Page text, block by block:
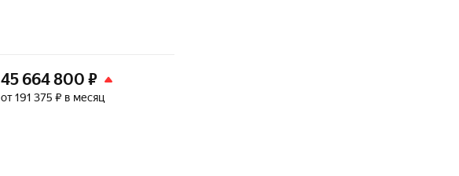
45 664 800 ₽
от 191 375 ₽ в месяц